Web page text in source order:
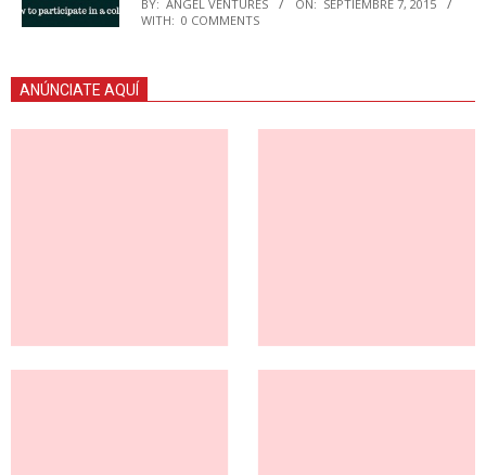
BY: ANGEL VENTURES ON: SEPTIEMBRE 7, 2015
WITH: 0 COMMENTS
ANÚNCIATE AQUÍ